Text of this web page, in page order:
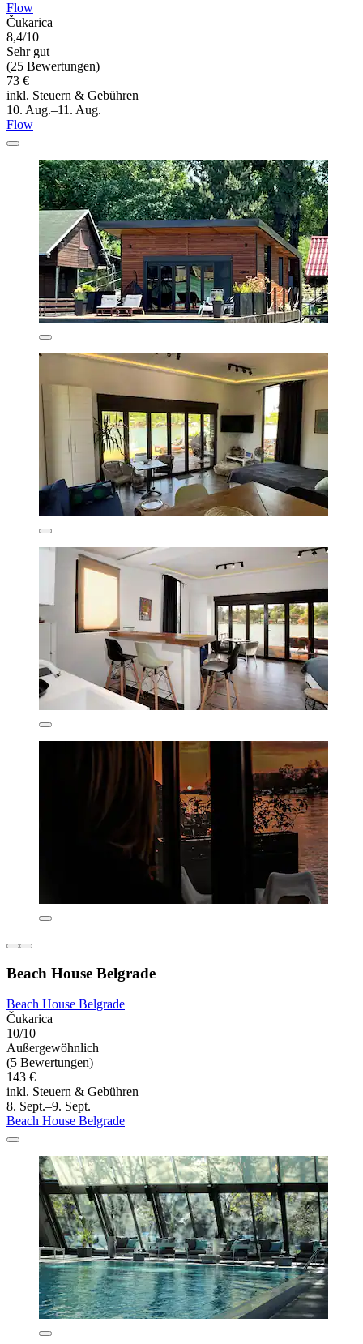
Flow
Čukarica
8,4/10
Sehr gut
(25 Bewertungen)
73 €
inkl. Steuern & Gebühren
10. Aug.–11. Aug.
Flow
Beach House Belgrade
Beach House Belgrade
Čukarica
10/10
Außergewöhnlich
(5 Bewertungen)
143 €
inkl. Steuern & Gebühren
8. Sept.–9. Sept.
Beach House Belgrade